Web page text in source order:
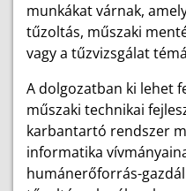
munkákat várnak,
tűzoltás, műszaki
vagy a tűzvizsgálat
A dolgozatban ki lehet
műszaki technikai
karbantartó rendszer
informatika
humánerőforrás-